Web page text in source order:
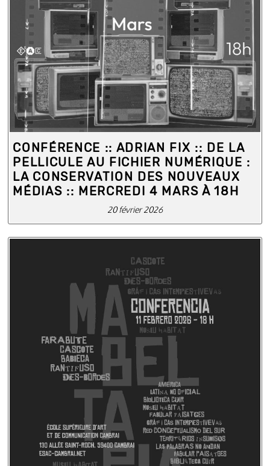
CONFÉRENCE :: ADRIAN FIX :: DE LA
PELLICULE AU FICHIER NUMÉRIQUE :
LA CONSERVATION DES NOUVEAUX
MÉDIAS :: MERCREDI 4 MARS À 18H
20 février 2026